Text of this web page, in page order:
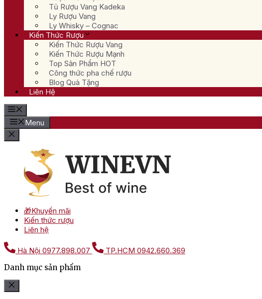
Tủ Rượu Vang Kadeka
Ly Rượu Vang
Ly Whisky – Cognac
Kiến Thức Rượu
Kiến Thức Rượu Vang
Kiến Thức Rượu Mạnh
Top Sản Phẩm HOT
Công thức pha chế rượu
Blog Quà Tặng
Liên Hệ
Menu
🎁Khuyến mãi
Kiến thức rượu
Liên hệ
Hà Nội 0977.898.007 TP.HCM 0942.660.369
Danh mục sản phẩm